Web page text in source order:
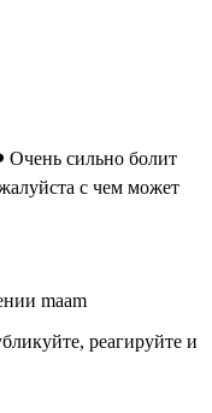
Очень сильно болит
с чем может
maam
реагируйте и